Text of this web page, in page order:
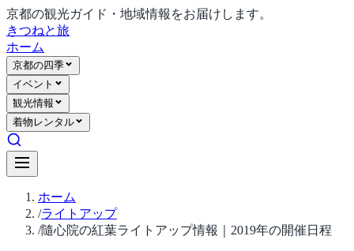
京都の観光ガイド・地域情報をお届けします。
きつねと旅
ホーム
京都の四季
イベント
観光情報
着物レンタル
ホーム
/ライトアップ
/隨心院の紅葉ライトアップ情報｜2019年の開催日程